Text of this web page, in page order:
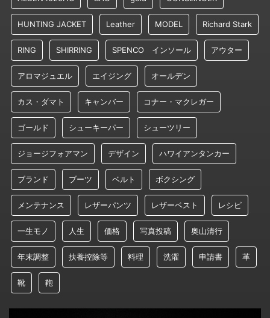
HUNTING JACKET Leather MODEL Richard Stark
RING SHIRRING SPENCO インソール アウター
アロマジュエル エイジング オールデン
カス・ダマト キャンバー コナー・マクレガー
ゴールド シューキーパー シューツリー
ジョージフォアマン デザイン ハワイアンタンカー
ブランド ブーツ ベルト ボクシング
メンテナンス レザーパンツ レザーベスト レシピ
一生モノ 人生 価格 写真投稿 奥山清行
年末調整 扶養控除等 料理 洗濯 申請書 革
靴 鞄